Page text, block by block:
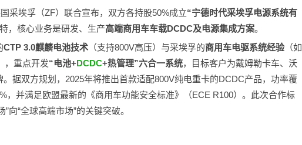
采埃孚（ZF）联合宣布，双方各持股50%成立“宁德时代采埃孚电源系统有
，核心业务是研发、生产高端商用车车载DCDC及电源集成方案。
CTP 3.0麒麟电池技术 （支持800V高压）与采埃孚的商用车电驱系统经验（如
，重点开发“电池+DCDC+热管理”六合一系统，目标客户为戴姆勒卡车、沃
据双方规划，2025年将推出首款适配800V纯电重卡的DCDC产品，功率覆
，并满足欧盟最新的《商用车功能安全标准》（ECE R100）。此次合作标
向“全球高端市场”的关键突破。